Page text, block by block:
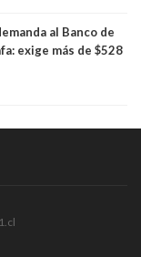
al Banco de
exige más de $528